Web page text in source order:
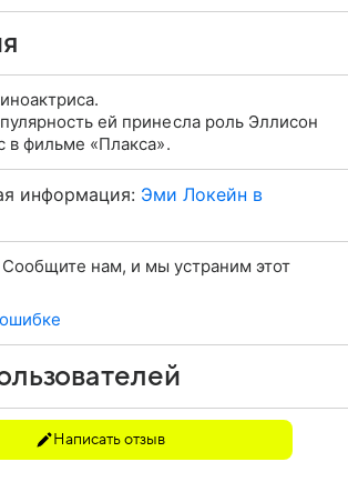
ей принесла роль Эллисон
в фильме «Плакса».
информация: Эми Локейн в
нам, и мы устраним этот
Написать отзыв